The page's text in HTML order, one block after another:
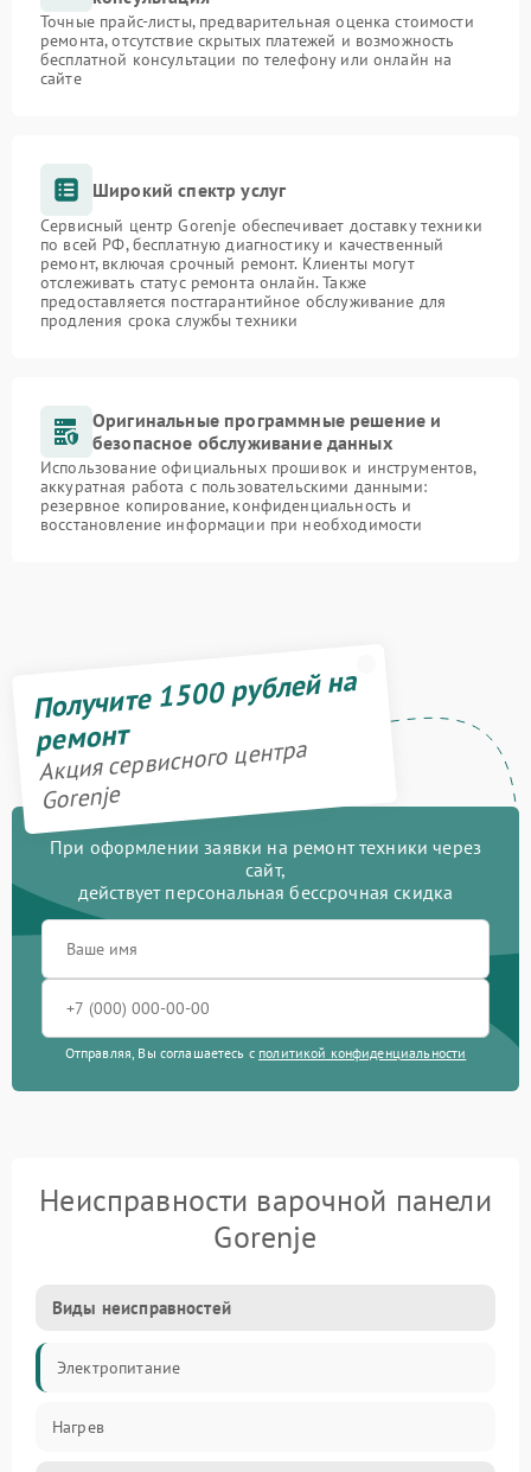
Точные прайс-листы, предварительная оценка стоимости
ремонта, отсутствие скрытых платежей и возможность
бесплатной консультации по телефону или онлайн на
сайте
Широкий спектр услуг
Сервисный центр Gorenje обеспечивает доставку техники
по всей РФ, бесплатную диагностику и качественный
ремонт, включая срочный ремонт. Клиенты могут
отслеживать статус ремонта онлайн. Также
предоставляется постгарантийное обслуживание для
продления срока службы техники
Оригинальные программные решение и
безопасное обслуживание данных
Использование официальных прошивок и инструментов,
аккуратная работа с пользовательскими данными:
резервное копирование, конфиденциальность и
восстановление информации при необходимости
Получите 1500 рублей на
ремонт
Акция сервисного центра
Gorenje
При оформлении заявки на ремонт техники через
сайт,
действует персональная бессрочная скидка
Отправляя, Вы соглашаетесь с политикой конфиденциальности
Неисправности варочной панели
Gorenje
Виды неисправностей
Электропитание
Нагрев